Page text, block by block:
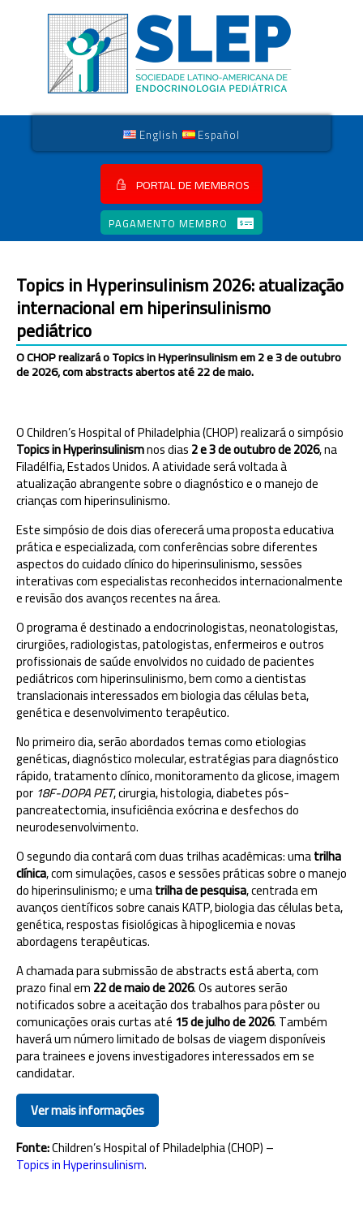
English Español
PORTAL DE MEMBROS
PAGAMENTO MEMBRO
Topics in Hyperinsulinism 2026: atualização
internacional em hiperinsulinismo
pediátrico
O CHOP realizará o Topics in Hyperinsulinism em 2 e 3 de outubro
de 2026, com abstracts abertos até 22 de maio.
O Children’s Hospital of Philadelphia (CHOP) realizará o simpósio
Topics in Hyperinsulinismnos dias2 e 3 de outubro de 2026, na
Filadélfia, Estados Unidos. A atividade será voltada à
atualização abrangente sobre o diagnóstico e o manejo de
crianças com hiperinsulinismo.
Este simpósio de dois dias oferecerá uma proposta educativa
prática e especializada, com conferências sobre diferentes
aspectos do cuidado clínico do hiperinsulinismo, sessões
interativas com especialistas reconhecidos internacionalmente
e revisão dos avanços recentes na área.
O programa é destinado a endocrinologistas, neonatologistas,
cirurgiões, radiologistas, patologistas, enfermeiros e outros
profissionais de saúde envolvidos no cuidado de pacientes
pediátricos com hiperinsulinismo, bem como a cientistas
translacionais interessados em biologia das células beta,
genética e desenvolvimento terapêutico.
No primeiro dia, serão abordados temas como etiologias
genéticas, diagnóstico molecular, estratégias para diagnóstico
rápido, tratamento clínico, monitoramento da glicose, imagem
por 18F-DOPA PET, cirurgia, histologia, diabetes pós-
pancreatectomia, insuficiência exócrina e desfechos do
neurodesenvolvimento.
O segundo dia contará com duas trilhas acadêmicas: umatrilha
clínica, com simulações, casos e sessões práticas sobre o manejo
do hiperinsulinismo; e umatrilha de pesquisa, centrada em
avanços científicos sobre canais KATP, biologia das células beta,
genética, respostas fisiológicas à hipoglicemia e novas
abordagens terapêuticas.
A chamada para submissão de abstracts está aberta, com
prazo final em22 de maio de 2026. Os autores serão
notificados sobre a aceitação dos trabalhos para pôster ou
comunicações orais curtas até15 de julho de 2026. Também
haverá um número limitado de bolsas de viagem disponíveis
para trainees e jovens investigadores interessados em se
candidatar.
Ver mais informações
Fonte:Children’s Hospital of Philadelphia (CHOP) –
Topics in Hyperinsulinism.